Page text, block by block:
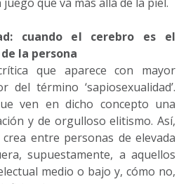
cuando el cerebro es el
la persona
que aparece con mayor
del término ‘sapiosexualidad’.
ven en dicho concepto una
y de orgulloso elitismo. Así,
entre personas de elevada
supuestamente, a aquellos
medio o bajo y, cómo no,